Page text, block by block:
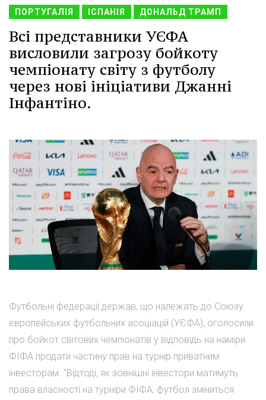
ПОРТУГАЛІЯ ІСПАНІЯ ДОНАЛЬД ТРАМП
Всі представники УЄФА
висловили загрозу бойкоту
чемпіонату світу з футболу
через нові ініціативи Джанні
Інфантіно.
Футбольні федерації держав, що належать до Союзу
європейських футбольних асоціацій (УЄФА), оголосили
про бойкот світових чемпіонатів у відповідь на наміри
ФІФА продати частину прав на турнір приватним
інвесторам. "Відтоді, як зовнішні інвестори матимуть
права власності на турніри ФІФА, футбол зміниться